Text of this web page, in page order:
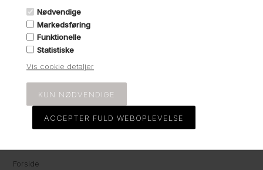
Nødvendige
Markedsføring
Funktionelle
Statistiske
Vis cookie detaljer
velourbånd giver et SÅ cool og feminint look. Vedhænget kan både
bruges med velourbåndet eller hvis du har en sølvkæde.
Velourbåndet giver et cool og nyt look.
Varenummer: po11
Forside